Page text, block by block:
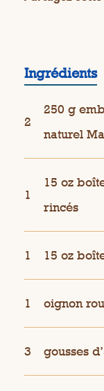
Ingrédients
2
250 g
naturel
1
15 oz
rincés
1 15 oz
1 oignon
3 gousses